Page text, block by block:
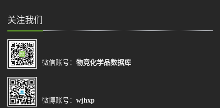
关注我们
微信账号： 物竞化学品数据库
微博账号： wjhxp